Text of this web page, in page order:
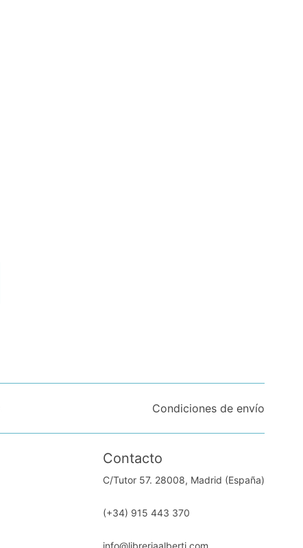
Condiciones de envío
Contacto
C/Tutor 57. 28008, Madrid (España)
(+34) 915 443 370
info@libreriaalberti.com